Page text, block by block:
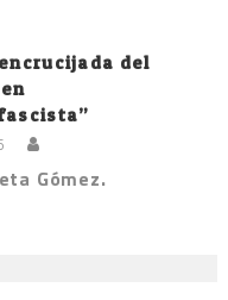
del
Gómez.